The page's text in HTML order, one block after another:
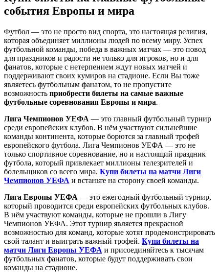
события Европы и мира
Футбол — это не просто вид спорта, это настоящая религия,
которая объединяет миллионы людей по всему миру. Успех
футбольной команды, победа в важных матчах — это повод
для праздников и радости не только для игроков, но и для
фанатов, которые с нетерпением ждут новых матчей и
поддерживают своих кумиров на стадионе. Если Вы тоже
являетесь футбольным фанатом, то не пропустите
возможность приобрести билеты на самые важные
футбольные соревнования Европы и мира.
Лига Чемпионов УЕФА — это главный футбольный турнир
среди европейских клубов. В нём участвуют сильнейшие
команды континента, которые борются за главный трофей
европейского футбола. Лига Чемпионов УЕФА — это не
только спортивное соревнование, но и настоящий праздник
футбола, который привлекает миллионы телезрителей и
болельщиков со всего мира. Купи билеты на матчи Лиги
Чемпионов УЕФА и встаньте на сторону своей команды.
Лига Европы УЕФА — это ежегодный футбольный турнир,
который проводится среди европейских футбольных клубов.
В нём участвуют команды, которые не прошли в Лигу
Чемпионов УЕФА. Этот турнир является прекрасной
возможностью для команд, которые хотят продемонстрировать
свой талант и выиграть важный трофей. Купи билеты на
матчи Лиги Европы УЕФА и присоединяйтесь к тысячам
футбольных фанатов, которые будут поддерживать свои
команды на стадионе.